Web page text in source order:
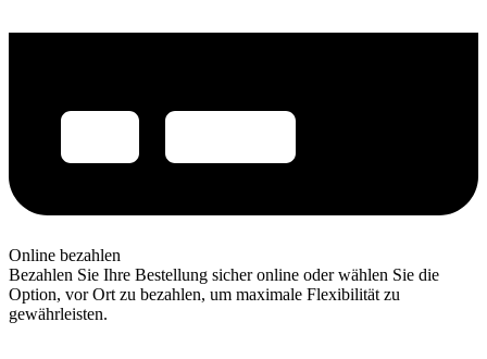
Online bezahlen
Bezahlen Sie Ihre Bestellung sicher online oder wählen Sie die
Option, vor Ort zu bezahlen, um maximale Flexibilität zu
gewährleisten.